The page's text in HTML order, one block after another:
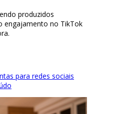
produzidos
engajamento no TikTok
para redes sociais